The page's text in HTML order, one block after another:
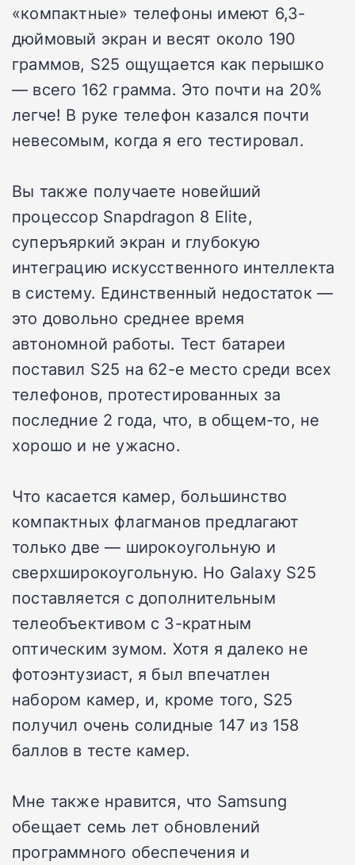
«компактные» телефоны имеют 6,3-
дюймовый экран и весят около 190
граммов, S25 ощущается как перышко
— всего 162 грамма. Это почти на 20%
легче! В руке телефон казался почти
невесомым, когда я его тестировал.
Вы также получаете новейший
процессор Snapdragon 8 Elite,
суперъяркий экран и глубокую
интеграцию искусственного интеллекта
в систему. Единственный недостаток —
это довольно среднее время
автономной работы. Тест батареи
поставил S25 на 62-е место среди всех
телефонов, протестированных за
последние 2 года, что, в общем-то, не
хорошо и не ужасно.
Что касается камер, большинство
компактных флагманов предлагают
только две — широкоугольную и
сверхширокоугольную. Но Galaxy S25
поставляется с дополнительным
телеобъективом с 3-кратным
оптическим зумом. Хотя я далеко не
фотоэнтузиаст, я был впечатлен
набором камер, и, кроме того, S25
получил очень солидные 147 из 158
баллов в тесте камер.
Мне также нравится, что Samsung
обещает семь лет обновлений
программного обеспечения и